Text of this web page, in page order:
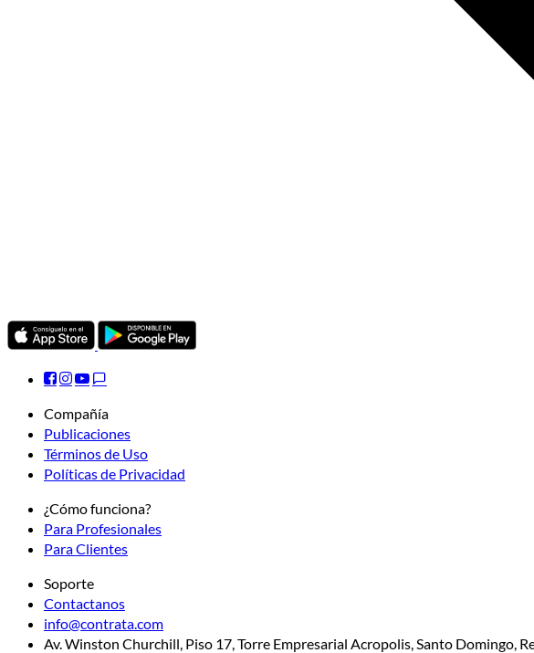
Compañía
Publicaciones
Términos de Uso
Políticas de Privacidad
¿Cómo funciona?
Para Profesionales
Para Clientes
Soporte
Contactanos
info@contrata.com
Av. Winston Churchill, Piso 17, Torre Empresarial Acropolis, Santo Domingo,